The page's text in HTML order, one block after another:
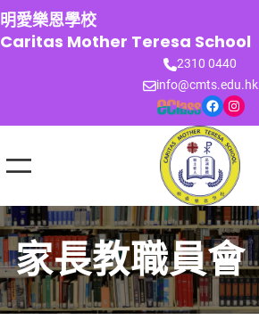
跳
至
主
明愛樂恩學校
Caritas Mother Teresa School
2310 0440
info@cmts.edu.hk
Facebook Instagram
家長教職員會